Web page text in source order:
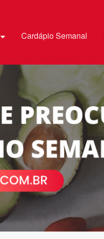
o conteúdo
Cardápio Semanal